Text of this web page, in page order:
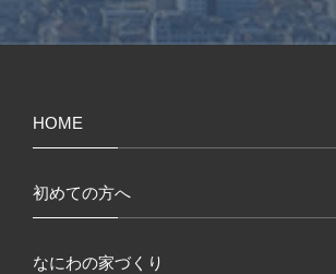
HOME
初めての方へ
なにわの家づくり